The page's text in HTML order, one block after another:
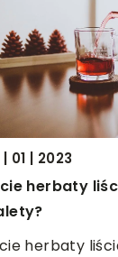
| 01 | 2023
herbaty
herbaty